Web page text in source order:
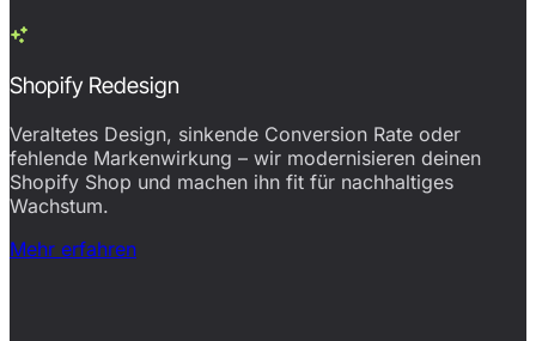
Shopify Redesign
Veraltetes Design, sinkende Conversion Rate oder
fehlende Markenwirkung – wir modernisieren deinen
Shopify Shop und machen ihn fit für nachhaltiges
Wachstum.
Mehr erfahren